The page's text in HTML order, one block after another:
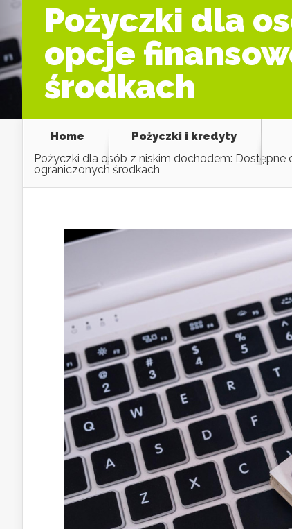
Pożyczki dla
opcje
środkach
Home
Pożyczki i kredyty
Pożyczki dla osób z niskim dochodem: Dostępne
ograniczonych środkach